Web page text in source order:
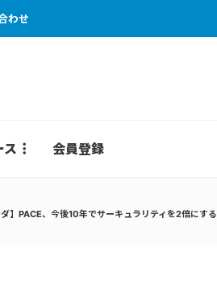
わせ
ス 会員登録
】PACE、今後10年でサーキュラリティを2倍にす